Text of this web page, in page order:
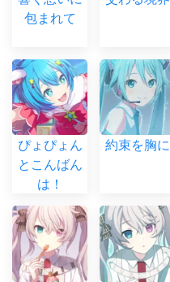
包まれて
ぴょぴょん
とこんばん
は！
約束を胸に